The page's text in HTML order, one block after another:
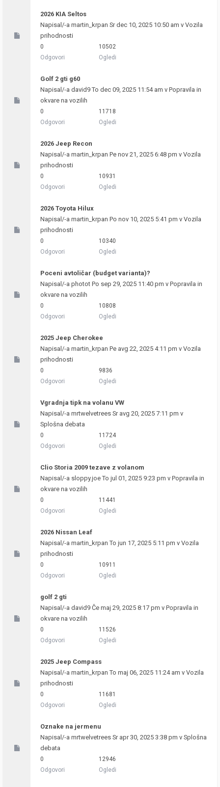
2026 KIA Seltos
Napisal/-a martin_krpan Sr dec 10, 2025 10:50 am v Vozila
prihodnosti
0
Odgovori
10502
Ogledi
Golf 2 gti g60
Napisal/-a david9To dec 09, 2025 11:54 am v Popravila in
okvare na vozilih
0
Odgovori
11718
Ogledi
2026 Jeep Recon
Napisal/-a martin_krpan Pe nov 21, 2025 6:48 pm v Vozila
prihodnosti
0
Odgovori
10931
Ogledi
2026 Toyota Hilux
Napisal/-a martin_krpan Po nov 10, 2025 5:41 pm v Vozila
prihodnosti
0
Odgovori
10340
Ogledi
Poceni avtoličar (budget varianta)?
Napisal/-a photot Po sep 29, 2025 11:40 pm v Popravila in
okvare na vozilih
0
Odgovori
10808
Ogledi
2025 Jeep Cherokee
Napisal/-a martin_krpan Pe avg 22, 2025 4:11 pm v Vozila
prihodnosti
0
Odgovori
9836
Ogledi
Vgradnja tipk na volanu VW
Napisal/-a mrtwelvetrees Sr avg 20, 2025 7:11 pm v
Splošna debata
0
Odgovori
11724
Ogledi
Clio Storia 2009 tezave z volanom
Napisal/-a sloppy.joeTo jul 01, 2025 9:23 pm v Popravila in
okvare na vozilih
0
Odgovori
11441
Ogledi
2026 Nissan Leaf
Napisal/-a martin_krpan To jun 17, 2025 5:11 pm v Vozila
prihodnosti
0
Odgovori
10911
Ogledi
golf 2 gti
Napisal/-a david9 Če maj 29, 2025 8:17 pm v Popravila in
okvare na vozilih
0
Odgovori
11526
Ogledi
2025 Jeep Compass
Napisal/-a martin_krpan To maj 06, 2025 11:24 am v Vozila
prihodnosti
0
Odgovori
11681
Ogledi
Oznake na jermenu
Napisal/-a mrtwelvetrees Sr apr 30, 2025 3:38 pm v Splošna
debata
0
Odgovori
12946
Ogledi